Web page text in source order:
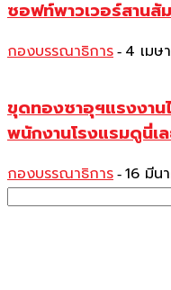
ซอฟท์พาวเวอร์สาน
กองบรรณาธิการ - 4 เมษ
ขุดทองซาอุฯแรงงาน
พนักงานโรงแรมดูนี่เ
กองบรรณาธิการ - 16 มีน